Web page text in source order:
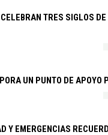
TRES SIGLOS
UN PUNTO DE
Y EMERGENCIAS